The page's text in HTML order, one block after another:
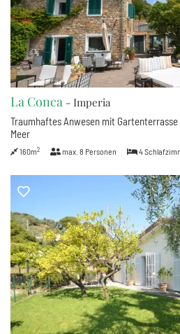
La Conca - Imperia
Traumhaftes Anwesen mit
Meer
160m2 max. 8 Personen 4